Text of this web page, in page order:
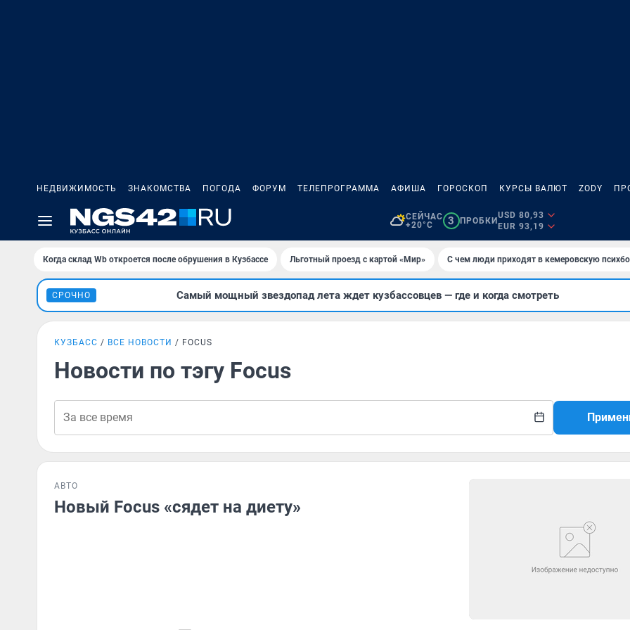
НЕДВИЖИМОСТЬ ЗНАКОМСТВА ПОГОДА ФОРУМ ТЕЛЕПРОГРАММА АФИША ГОРОСКОП КУРСЫ ВАЛЮТ ZODY
СЕЙЧАС
+20°C
3 ПРОБКИ
USD 80,93
EUR 93,19
Когда склад Wb откроется после обрушения в Кузбассе Льготный проезд с картой «Мир» С чем люди приходят в кемеровскую
СРОЧНО Самый мощный звездопад лета ждет кузбассовцев — где и когда смотреть
КУЗБАСС ВСЕ НОВОСТИ FOCUS
Новости по тэгу Focus
АВТО
Новый Focus «сядет на диету»